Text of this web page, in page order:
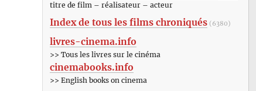
:titre de film – réalisateur – acteur
Index de tous les films chroniqués (6380)
livres-cinema.info
>> Tous les livres sur le cinéma
cinemabooks.info
>> English books on cinema